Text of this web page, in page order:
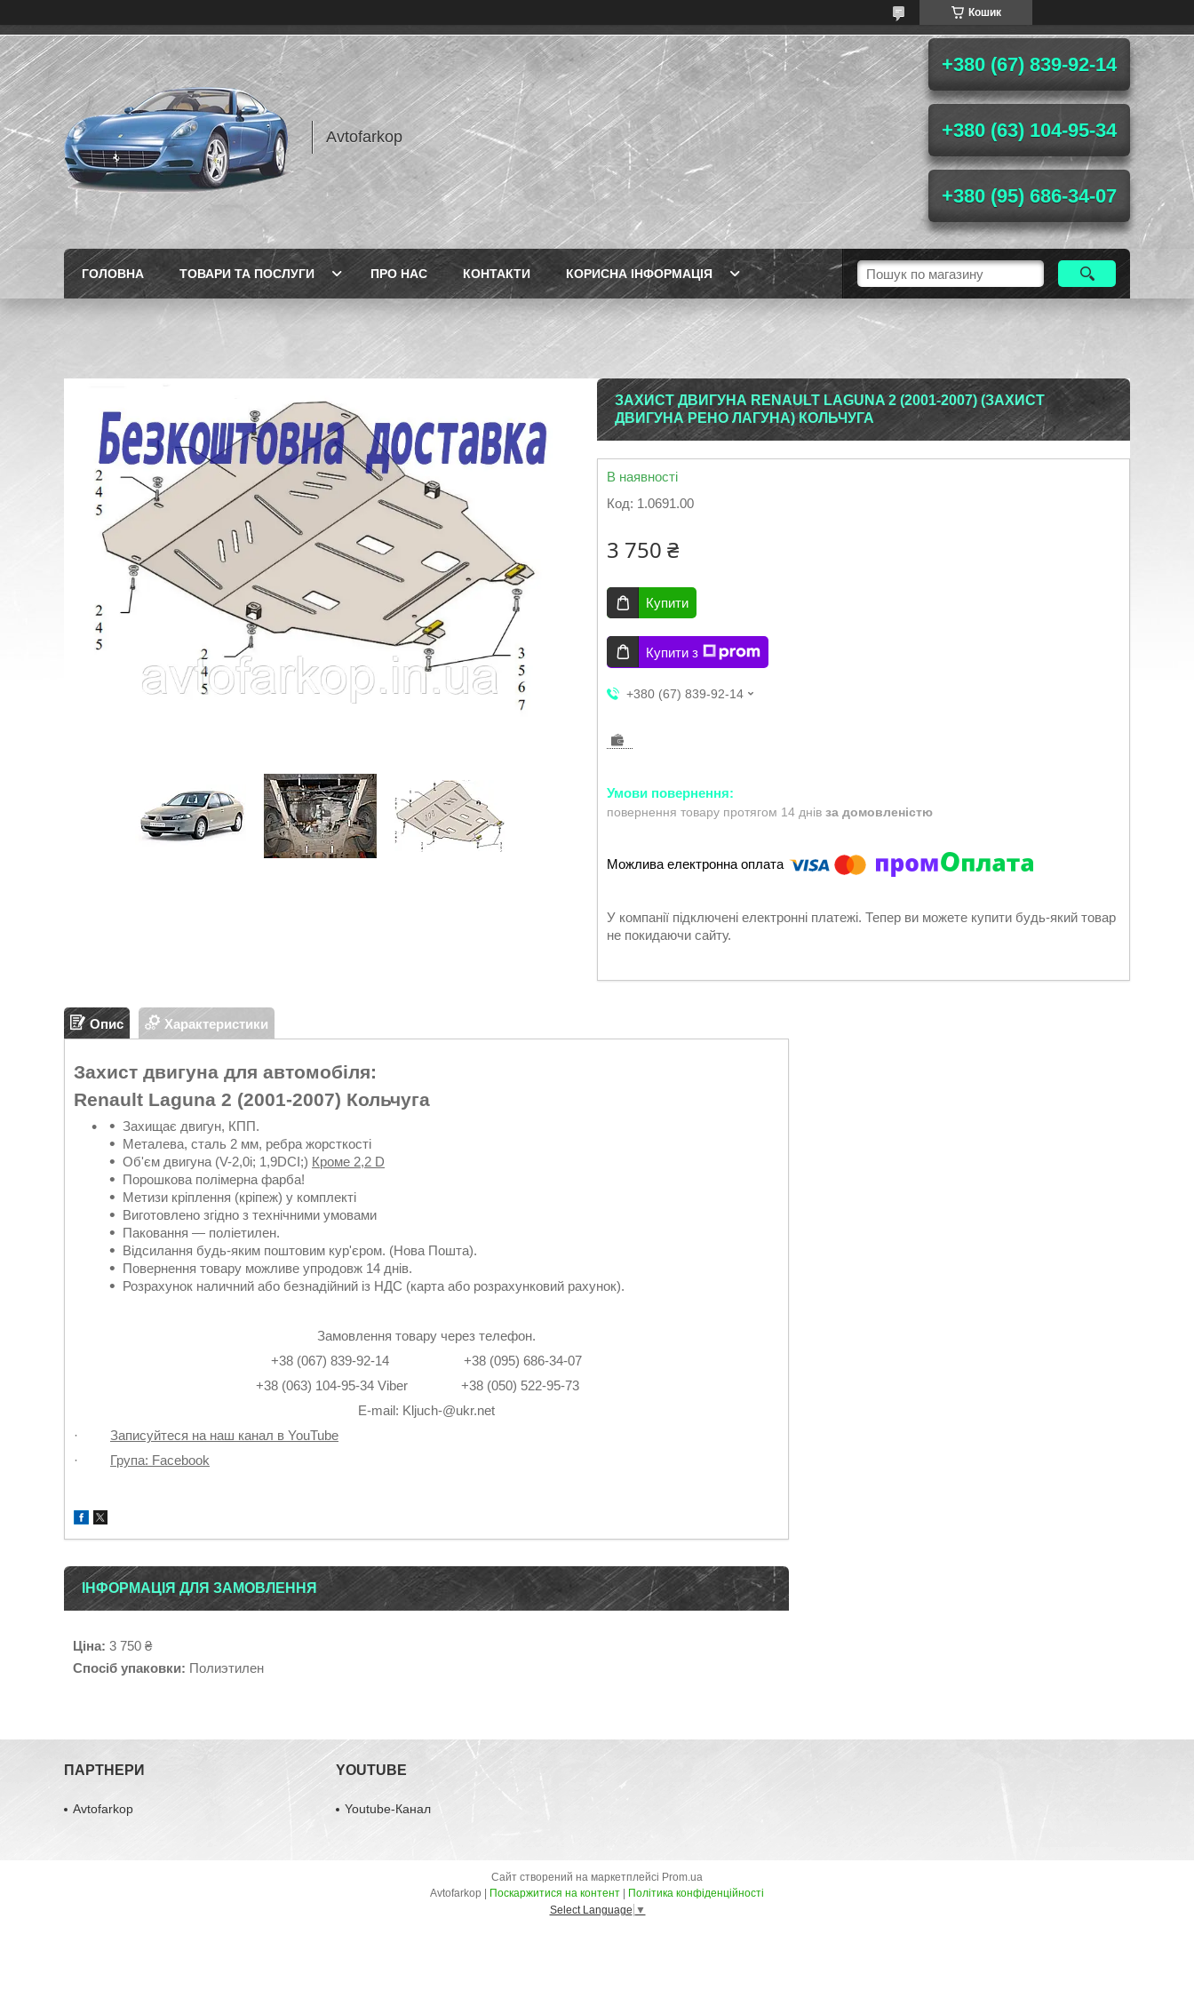
Кошик
Avtofarkop
+380 (67) 839-92-14
+380 (63) 104-95-34
+380 (95) 686-34-07
ГОЛОВНА ТОВАРИ ТА ПОСЛУГИ ПРО НАС КОНТАКТИ КОРИСНА ІНФОРМАЦІЯ
ЗАХИСТ ДВИГУНА RENAULT LAGUNA 2 (2001-2007) (ЗАХИСТ
ДВИГУНА РЕНО ЛАГУНА) КОЛЬЧУГА
В наявності
Код: 1.0691.00
3 750 ₴
Купити
Купити з
+380 (67) 839-92-14
повернення товару протягом 14 днів за домовленістю
У компанії підключені електронні платежі. Тепер ви можете купити будь-який товар
не покидаючи сайту.
Опис Характеристики
Захист двигуна для автомобіля:
Renault Laguna 2 (2001-2007) Кольчуга
Захищає двигун, КПП.
Металева, сталь 2 мм, ребра жорсткості
Об'єм двигуна (V-2,0i; 1,9DCI;) Кроме 2,2 D
Порошкова полімерна фарба!
Метизи кріплення (кріпеж) у комплекті
Виготовлено згідно з технічними умовами
Паковання — поліетилен.
Відсилання будь-яким поштовим кур'єром. (Нова Пошта).
Повернення товару можливе упродовж 14 днів.
Розрахунок наличний або безнадійний із НДС (карта або розрахунковий рахунок).
Замовлення товару через телефон.
+38 (067) 839-92-14 +38 (095) 686-34-07
+38 (063) 104-95-34 Viber +38 (050) 522-95-73
Е-mail: Kljuch-@ukr.net
· Записуйтеся на наш канал в YouTube
· Група: Facebook
ІНФОРМАЦІЯ ДЛЯ ЗАМОВЛЕННЯ
Ціна: 3 750 ₴
Спосіб упаковки: Полиэтилен
ПАРТНЕРИ
Avtofarkop
YOUTUBE
Youtube-Канал
Сайт створений на маркетплейсі Prom.ua
Поскаржитися на контент
Політика конфіденційності
Select Language ▼